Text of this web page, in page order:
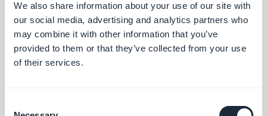
We also share information about your use of our site with
our social media, advertising and analytics partners who
may combine it with other information that you’ve
provided to them or that they’ve collected from your use
of their services.
de GoodBarber, de la rédaction de contenu au
chatbot RAG.